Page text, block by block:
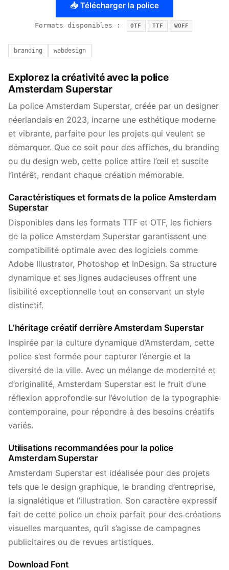
📥 Télécharger la police
Formats disponibles : OTF TTF WOFF
branding webdesign
Explorez la créativité avec la police
Amsterdam Superstar
La police Amsterdam Superstar, créée par un designer
néerlandais en 2023, incarne une esthétique moderne
et vibrante, parfaite pour les projets qui veulent se
démarquer. Que ce soit pour des affiches, du branding
ou du design web, cette police attire l’œil et suscite
l’intérêt, rendant chaque création mémorable.
Caractéristiques et formats de la police Amsterdam
Superstar
Disponibles dans les formats TTF et OTF, les fichiers
de la police Amsterdam Superstar garantissent une
compatibilité optimale avec des logiciels comme
Adobe Illustrator, Photoshop et InDesign. Sa structure
dynamique et ses lignes audacieuses offrent une
lisibilité exceptionnelle tout en conservant un style
distinctif.
L’héritage créatif derrière Amsterdam Superstar
Inspirée par la culture dynamique d’Amsterdam, cette
police s’est formée pour capturer l’énergie et la
diversité de la ville. Avec un mélange de modernité et
d’originalité, Amsterdam Superstar est le fruit d’une
réflexion approfondie sur l’évolution de la typographie
contemporaine, pour répondre à des besoins créatifs
variés.
Utilisations recommandées pour la police
Amsterdam Superstar
Amsterdam Superstar est idéalisée pour des projets
tels que le design graphique, le branding d’entreprise,
la signalétique et l’illustration. Son caractère expressif
fait de cette police un choix parfait pour des créations
visuelles marquantes, qu’il s’agisse de campagnes
publicitaires ou de revues artistiques.
Download Font